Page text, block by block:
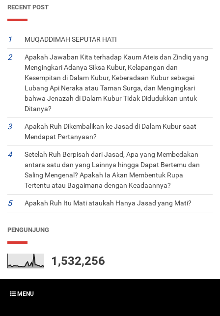
RECENT POST
MUQADDIMAH SEPUTAR HATI
Apakah Jawaban Kita terhadap Kaum Ateis dan Zindiq yang
Mengingkari Adanya Siksa Kubur, Kelapangan dan
Kesempitan di Dalam Kubur, Keberadaan Kubur sebagai
Lubang Api Neraka atau Taman Surga, dan Mengingkari
bahwa Jenazah di Dalam Kubur Tidak Didudukkan untuk
Ditanya?
Apakah Ruh Dikembalikan ke Jasad di Dalam Kubur saat
Mendapat Pertanyaan?
Setelah Ruh Berpisah dari Jasad, Apa yang Membedakan
antara satu dan yang Lainnya hingga Dapat Bertemu dan
Saling Mengenal? Apakah Ia Akan Membentuk Rupa
Tertentu atau Bagaimana dengan Keadaannya?
Apakah Ruh Itu Mati ataukah Hanya Jasad yang Mati?
PENGUNJUNG
1,532,256
MENU